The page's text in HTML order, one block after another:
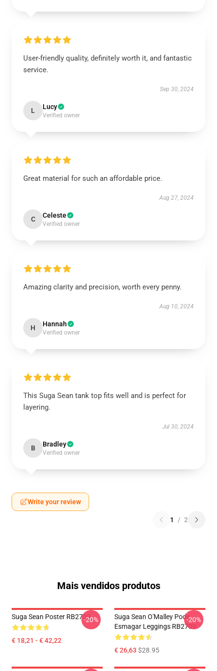
User-friendly quality, definitely worth it, and fantastic
service.
Sep 30, 2024
L Lucy
Verified owner
Great material for such an affordable price.
Aug 27, 2024
C Celeste
Verified owner
Amazing clarity and precision, worth every penny.
Aug 10, 2024
H Hannah
Verified owner
This Suga Sean tank top fits well and is perfect for
layering.
Jul 30, 2024
B Bradley
Verified owner
Write your review
1 / 2
Mais vendidos produtos
Suga Sean Poster RB2709
€ 18,21 - € 42,22
-20%
Suga Sean O'Malley Pode
Esmagar Leggings RB2709
€ 26,63 $28.95
-20%